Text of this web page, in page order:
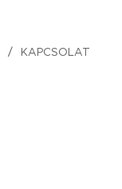
KAPCSOLAT